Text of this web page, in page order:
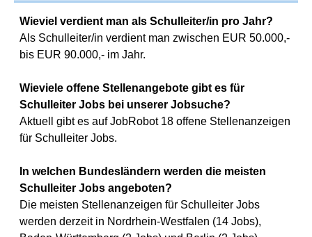
Wieviel verdient man als Schulleiter/in pro Jahr?
Als Schulleiter/in verdient man zwischen EUR 50.000,-
bis EUR 90.000,- im Jahr.
Wieviele offene Stellenangebote gibt es für
Schulleiter Jobs bei unserer Jobsuche?
Aktuell gibt es auf JobRobot 18 offene Stellenanzeigen
für Schulleiter Jobs.
In welchen Bundesländern werden die meisten
Schulleiter Jobs angeboten?
Die meisten Stellenanzeigen für Schulleiter Jobs
werden derzeit in Nordrhein-Westfalen (14 Jobs),